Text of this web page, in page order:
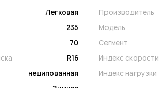
Легковая
235
70
R16
нешипованная
Производитель
Модель
Сегмент
Индекс скорости
Индекс нагрузки